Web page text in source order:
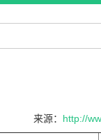
来源： http://